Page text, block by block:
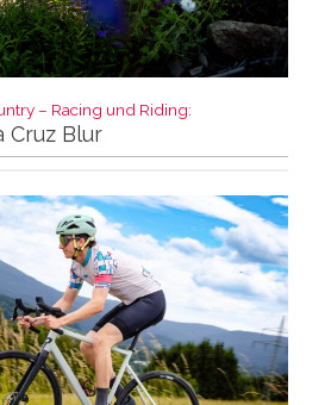
– Racing und Riding:
Cruz Blur